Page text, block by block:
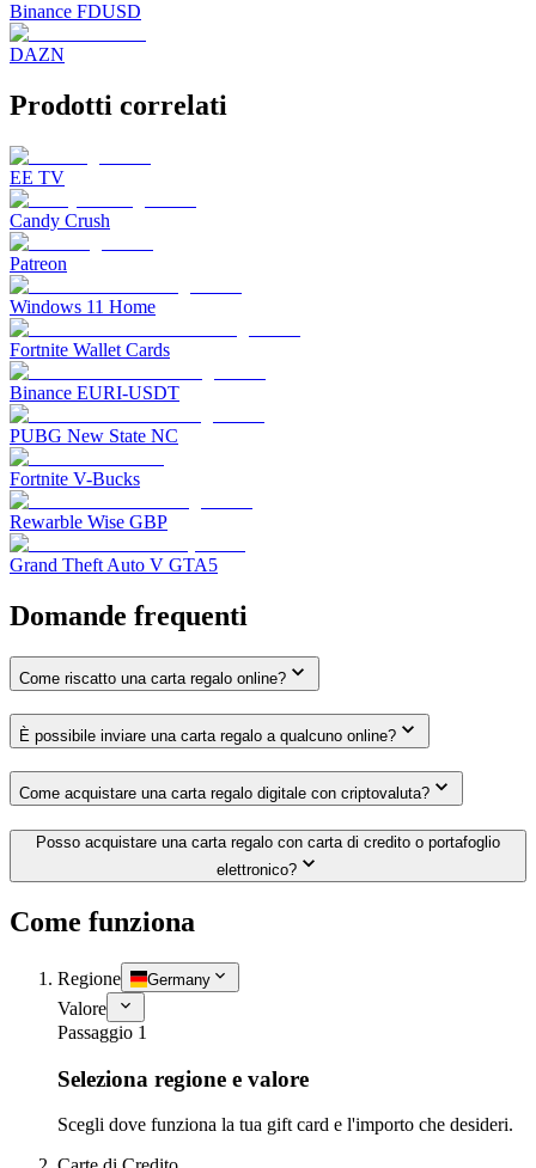
Binance FDUSD
DAZN
Prodotti correlati
EE TV
Candy Crush
Patreon
Windows 11 Home
Fortnite Wallet Cards
Binance EURI-USDT
PUBG New State NC
Fortnite V-Bucks
Rewarble Wise GBP
Grand Theft Auto V GTA5
Domande frequenti
Come riscatto una carta regalo online?
È possibile inviare una carta regalo a qualcuno online?
Come acquistare una carta regalo digitale con criptovaluta?
Posso acquistare una carta regalo con carta di credito o portafoglio
elettronico?
Come funziona
Regione Germany
Valore
Passaggio 1
Seleziona regione e valore
Scegli dove funziona la tua gift card e l'importo che desideri.